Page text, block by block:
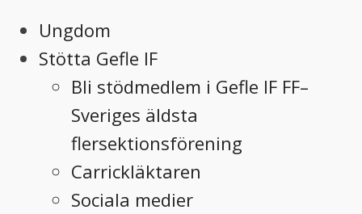
Ungdom
Stötta Gefle IF
Bli stödmedlem i Gefle IF FF–
Sveriges äldsta
flersektionsförening
Carrickläktaren
Sociala medier